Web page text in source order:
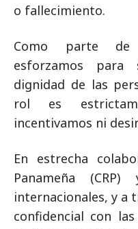
o fallecimiento.
Como parte de
esforzamos
dignidad de las
rol es
incentivamos ni
En estrecha
Panameña
internacionales, y a
confidencial con